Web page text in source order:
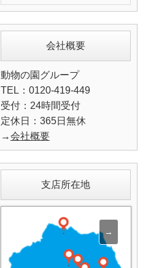
会社概要
動物の園グループ
TEL：0120-419-449
受付：24時間受付
定休日：365日無休
→会社概要
支店所在地